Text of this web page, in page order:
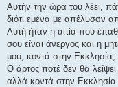
Αυτήν την ώρα του λέει,
διότι εμένα με απέλυσαν
Αυτή ήταν η αιτία που
σου είναι άνεργος και η
μου, κοντά στην Εκκλησία,
Ο άρτος ποτέ δεν θα
αλλά κοντά στην